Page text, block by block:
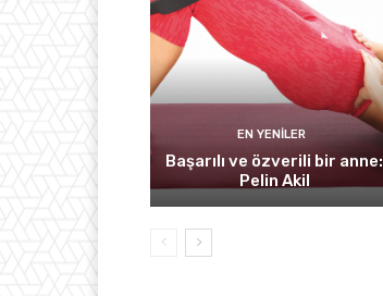
EN YENILER
Başarılı ve özverili bir anne:
Pelin Akil